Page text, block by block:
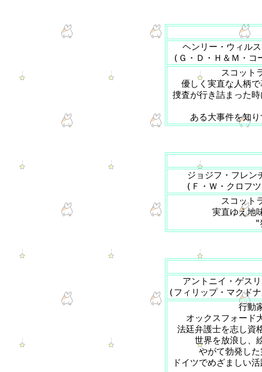
ヘンリー・ウィル
(Ｇ・Ｄ・Ｈ＆Ｍ・コ
スコット
優しく実直な人柄
捜査が行き詰まった
ある大事件を知
ジョジフ・フレン
(Ｆ・Ｗ・クロフ
スコット
実直ゆえ地
"
アントニイ・ゲス
(フィリップ・マクド
行動
オックスフォード
法廷弁護士を志し資
世界を放浪し、
やがて勃発し
ドイツでめざましい